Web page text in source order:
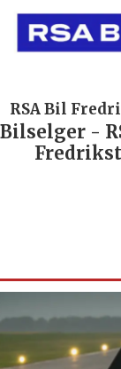
Bil
- RSA
Fredrikstad